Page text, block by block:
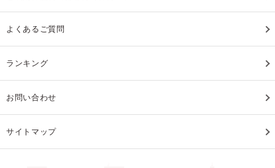
よくあるご質問
ランキング
お問い合わせ
サイトマップ